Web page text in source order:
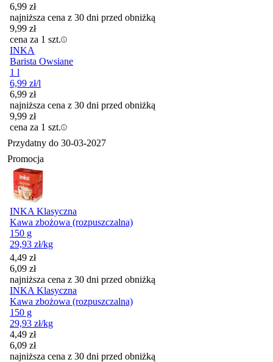
6,99 zł
najniższa cena z 30 dni przed obniżką
9,99 zł
cena za 1 szt.
INKA
Barista Owsiane
1 l
6,99 zł/l
6,99 zł
najniższa cena z 30 dni przed obniżką
9,99 zł
cena za 1 szt.
Przydatny do 30-03-2027
Promocja
INKA Klasyczna
Kawa zbożowa (rozpuszczalna)
150 g
29,93 zł/kg
Cena promocyjna
4,49 zł
6,09 zł
najniższa cena z 30 dni przed obniżką
INKA Klasyczna
Kawa zbożowa (rozpuszczalna)
150 g
29,93 zł/kg
Cena promocyjna
4,49 zł
6,09 zł
najniższa cena z 30 dni przed obniżką